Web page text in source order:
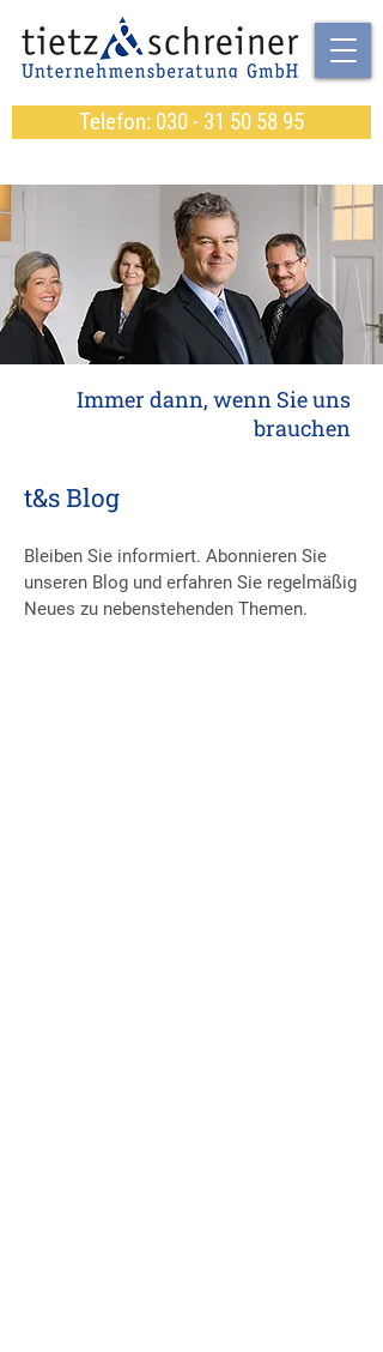
Telefon: 030 - 31 50 58 95
Immer dann, wenn Sie uns
brauchen
t&s Blog
Bleiben Sie informiert. Abonnieren Sie
unseren Blog und erfahren Sie regelmäßig
Neues zu nebenstehenden Themen.